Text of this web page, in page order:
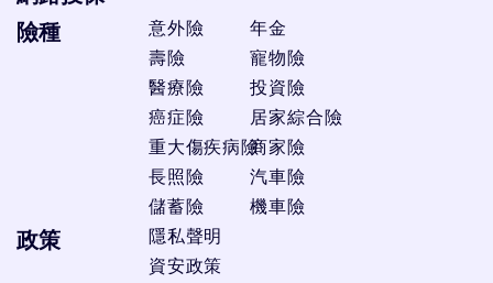
險種
意外險
壽險
醫療險
癌症險
重大傷疾病險
長照險
儲蓄險
年金
寵物險
投資險
居家綜合險
商家險
汽車險
機車險
政策
隱私聲明
資安政策